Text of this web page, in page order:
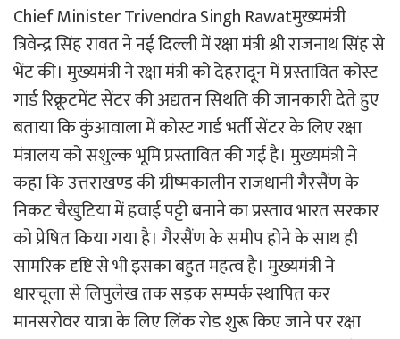
Chief Minister Trivendra Singh Rawatमुख्यमंत्री
त्रिवेन्द्र सिंह रावत ने नई दिल्ली में रक्षा मंत्री श्री राजनाथ सिंह से
भेंट की। मुख्यमंत्री ने रक्षा मंत्री को देहरादून में प्रस्तावित कोस्ट
गार्ड रिक्रूटमेंट सेंटर की अद्यतन सिथति की जानकारी देते हुए
बताया कि कुंआवाला में कोस्ट गार्ड भर्ती सेंटर के लिए रक्षा
मंत्रालय को सशुल्क भूमि प्रस्तावित की गई है। मुख्यमंत्री ने
कहा कि उत्तराखण्ड की ग्रीष्मकालीन राजधानी गैरसैंण के
निकट चैखुटिया में हवाई पट्टी बनाने का प्रस्ताव भारत सरकार
को प्रेषित किया गया है। गैरसैंण के समीप होने के साथ ही
सामरिक दृष्टि से भी इसका बहुत महत्व है। मुख्यमंत्री ने
धारचूला से लिपुलेख तक सड़क सम्पर्क स्थापित कर
मानसरोवर यात्रा के लिए लिंक रोड शुरू किए जाने पर रक्षा